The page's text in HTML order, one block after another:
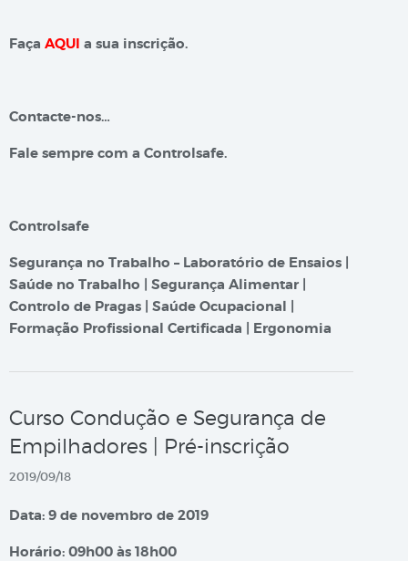
Faça AQUI a sua inscrição.
Contacte-nos…
Fale sempre com a Controlsafe.
Controlsafe
Segurança no Trabalho – Laboratório de Ensaios |
Saúde no Trabalho | Segurança Alimentar |
Controlo de Pragas | Saúde Ocupacional |
Formação Profissional Certificada | Ergonomia
Curso Condução e Segurança de
Empilhadores | Pré-inscrição
2019/09/18
Data: 9 de novembro de 2019
Horário: 09h00 às 18h00